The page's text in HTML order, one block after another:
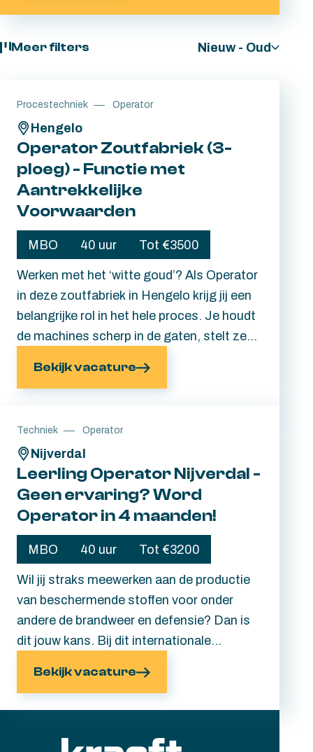
Meer filters Nieuw - Oud
Procestechniek Operator
Operator Zoutfabriek (3-
ploeg) - Functie met
Aantrekkelijke
Voorwaarden
MBO
40 uur Tot €3500
Hengelo
Werken met het ‘witte goud’? Als Operator
in deze zoutfabriek in Hengelo krijg jij een
belangrijke rol in het hele proces. Je houdt
de machines scherp in de gaten, stelt ze
storing ontstaat. En jouw inzet blijft hier
bonus, een 13e maand, én volop ruimte om
jezelf verder te ontwikkelen.
Bekijk vacature
Techniek Operator
Leerling Operator Nijverdal -
Geen ervaring? Word
Operator in 4 maanden!
MBO
40 uur Tot €3200
Nijverdal
Wil jij straks meewerken aan de productie
van beschermende stoffen voor onder
andere de brandweer en defensie? Dan is
dit jouw kans. Bij dit internationale
Operator gewoon in de praktijk. Ervaring is
niet nodig. Als jij technisch bent
mouwen steekt en wilt leren, zorgen wij
Bekijk vacature